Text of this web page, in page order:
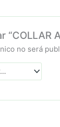
no será